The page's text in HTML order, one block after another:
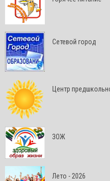
Сетевой город
Центр
ЗОЖ
Лето - 2026